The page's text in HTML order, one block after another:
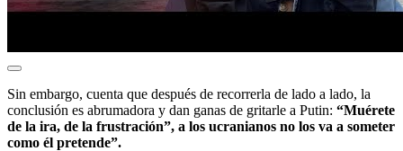
Sin embargo, cuenta que después de recorrerla de lado a lado, la
conclusión es abrumadora y dan ganas de gritarle a Putin: “Muérete
de la ira, de la frustración”, a los ucranianos no los va a someter
como él pretende”.